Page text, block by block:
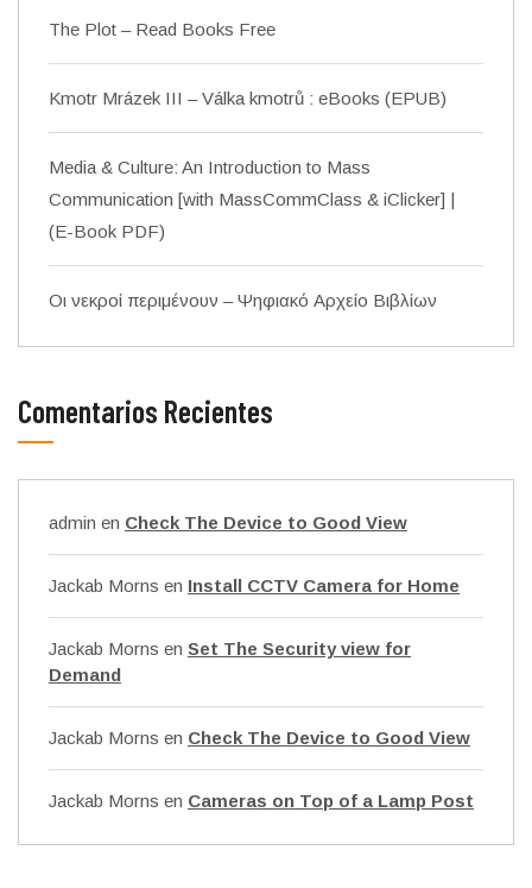
The Plot – Read Books Free
Kmotr Mrázek III – Válka kmotrů : eBooks (EPUB)
Media & Culture: An Introduction to Mass
Communication [with MassCommClass & iClicker] |
(E-Book PDF)
Οι νεκροί περιμένουν – Ψηφιακό Αρχείο Βιβλίων
Comentarios Recientes
admin en Check The Device to Good View
Jackab Morns en Install CCTV Camera for Home
Jackab Morns en Set The Security view for
Demand
Jackab Morns en Check The Device to Good View
Jackab Morns en Cameras on Top of a Lamp Post